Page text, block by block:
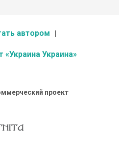
автором
Украина»
проект